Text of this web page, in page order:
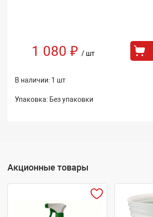
1 080 ₽ / шт
В наличии: 1 шт
Упаковка: Без упаковки
Акционные товары